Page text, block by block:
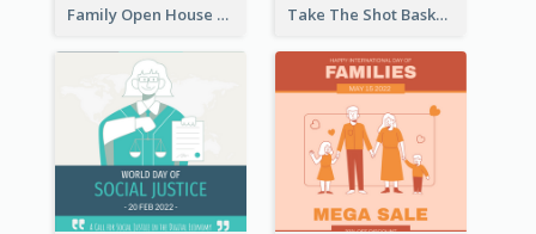
Family Open House Registration Instagram Post Take The Shot Basketball Instagram Post